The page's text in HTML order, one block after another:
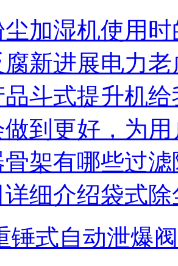
尘加湿机使用
腐新进展电力
斗式提升机
做到更好，为
骨架有哪些过
细介绍袋式
锤式自动泄爆